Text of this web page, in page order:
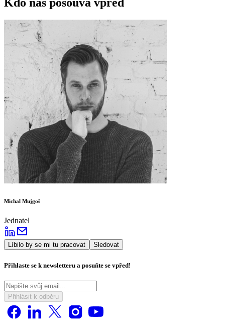
Michal Mujgoš
Jednatel
Líbilo by se mi tu pracovat Sledovat
Přihlaste se k newsletteru a posuňte se vpřed!
Přihlásit k odběru